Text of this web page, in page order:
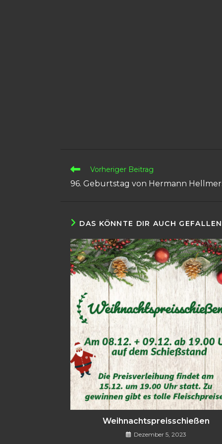
Vorheriger Beitrag
96. Geburtstag von Hermann
DAS KÖNNTE DIR AUCH GEFALLEN
Weihnachtspreisschießen
Dezember 5, 2023